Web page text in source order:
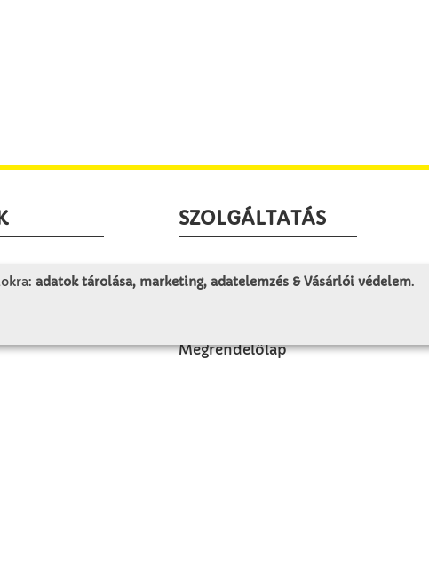
SZOLGÁLTATÁS
Minden egy pillantásra!
Megrendelőlap
adatok tárolása, marketing, adatelemzés & Vásárlói védelem.